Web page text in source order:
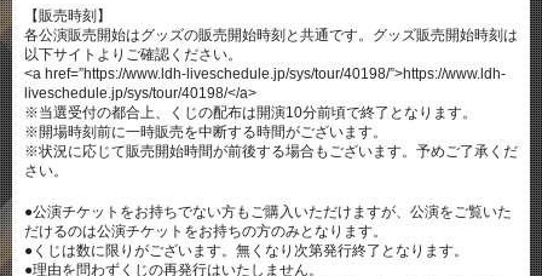
【販売時刻】
各公演販売開始はグッズの販売開始時刻と共通です。グッズ販売開始時刻は
以下サイトよりご確認ください。
<a href=”https://www.ldh-liveschedule.jp/sys/tour/40198/”>https://www.ldh-
liveschedule.jp/sys/tour/40198/</a>
※当選受付の都合上、くじの配布は開演10分前頃で終了となります。
※開場時刻前に一時販売を中断する時間がございます。
※状況に応じて販売開始時間が前後する場合もございます。予めご了承くだ
さい。
●公演チケットをお持ちでない方もご購入いただけますが、公演をご覧いた
だけるのは公演チケットをお持ちの方のみとなります。
●くじは数に限りがございます。無くなり次第発行終了となります。
●理由を問わずくじの再発行はいたしません。